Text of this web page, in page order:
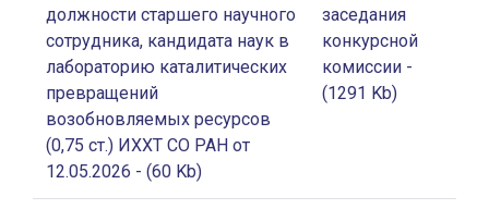
должности старшего научного
сотрудника, кандидата наук в
лабораторию каталитических
превращений
возобновляемых ресурсов
(0,75 ст.) ИХХТ СО РАН от
12.05.2026 - (60 Kb)
заседания
конкурсной
комиссии -
(1291 Kb)